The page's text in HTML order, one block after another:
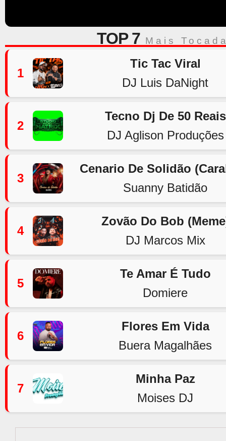
TOP 7 Mais
1
Tic Tac Viral
DJ Luis DaNight
2
Tecno Dj De 50 Reais
DJ Aglison Produções
3
Cenario De Solidão
Suanny Batidão
4
Zovão Do Bob
DJ Marcos Mix
5
Te Amar É Tudo
Domiere
6
Flores Em Vida
Buera Magalhães
7
Minha Paz
Moises DJ